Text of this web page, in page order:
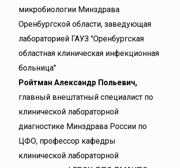
микробиологии Минздрава
Оренбургской области, заведующая
лабораторией ГАУЗ "Оренбургская
областная клиническая инфекционная
больница"
Ройтман Александр Польевич,
главный внештатный специалист по
клинической лабораторной
диагностике Минздрава России по
ЦФО, профессор кафедры
клинической лабораторной